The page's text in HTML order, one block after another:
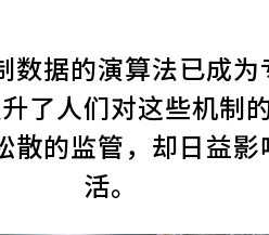
数据的演算法已成为
了人们对这些机制
散的监管，却日益影
活。